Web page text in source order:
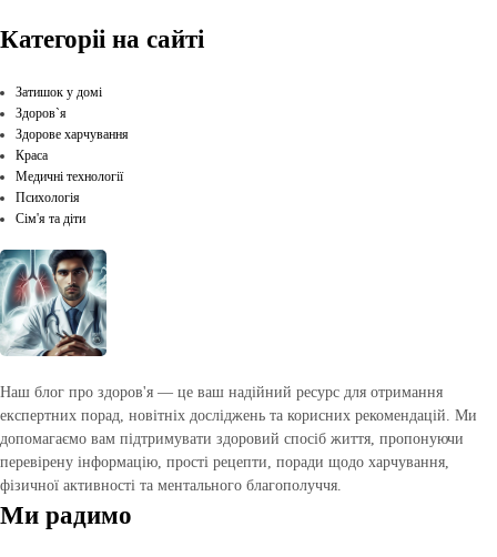
Категоріі на сайті
Затишок у домі
Здоров`я
Здорове харчування
Краса
Медичні технології
Психологія
Сім'я та діти
Наш блог про здоров'я — це ваш надійний ресурс для отримання
експертних порад, новітніх досліджень та корисних рекомендацій. Ми
допомагаємо вам підтримувати здоровий спосіб життя, пропонуючи
перевірену інформацію, прості рецепти, поради щодо харчування,
фізичної активності та ментального благополуччя.
Ми радимо